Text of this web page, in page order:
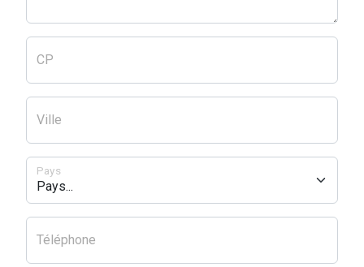
CP
Ville
Pays
Téléphone